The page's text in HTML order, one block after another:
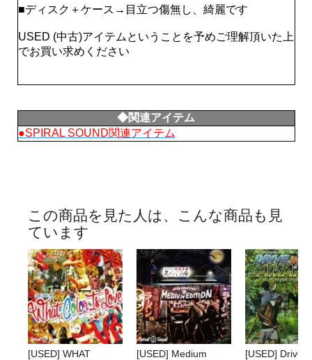
■ディスク＋ケース→目立つ傷無し、綺麗です
USED (中古)アイテムということを予めご理解頂いた上
でお買い求めください
◆関連アイテム
●SPIRAL SOUND関連アイテム
この商品を見た人は、こんな商品も見
ています
[USED] WHAT
[USED] Medium
[USED] Drive